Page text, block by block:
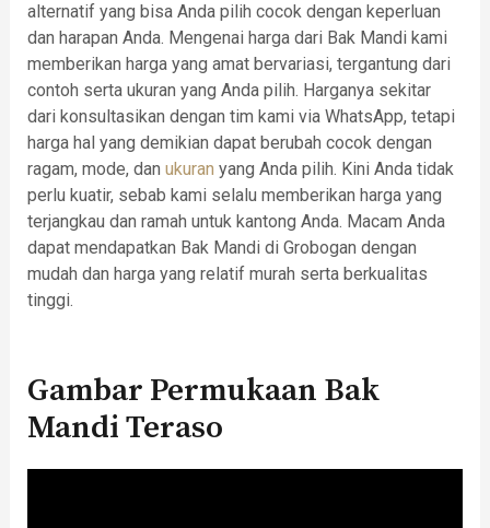
alternatif yang bisa Anda pilih cocok dengan keperluan
dan harapan Anda. Mengenai harga dari Bak Mandi kami
memberikan harga yang amat bervariasi, tergantung dari
contoh serta ukuran yang Anda pilih. Harganya sekitar
dari konsultasikan dengan tim kami via WhatsApp, tetapi
harga hal yang demikian dapat berubah cocok dengan
ragam, mode, dan ukuran yang Anda pilih. Kini Anda tidak
perlu kuatir, sebab kami selalu memberikan harga yang
terjangkau dan ramah untuk kantong Anda. Macam Anda
dapat mendapatkan Bak Mandi di Grobogan dengan
mudah dan harga yang relatif murah serta berkualitas
tinggi.
Gambar Permukaan Bak
Mandi Teraso